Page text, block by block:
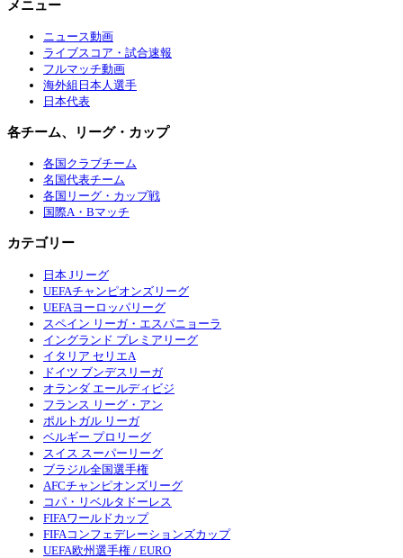
メニュー
ニュース動画
ライブスコア・試合速報
フルマッチ動画
海外組日本人選手
日本代表
各チーム、リーグ・カップ
各国クラブチーム
名国代表チーム
各国リーグ・カップ戦
国際A・Bマッチ
カテゴリー
日本 Jリーグ
UEFAチャンピオンズリーグ
UEFAヨーロッパリーグ
スペイン リーガ・エスパニョーラ
イングランド プレミアリーグ
イタリア セリエA
ドイツ ブンデスリーガ
オランダ エールディビジ
フランス リーグ・アン
ポルトガル リーガ
ベルギー プロリーグ
スイス スーパーリーグ
ブラジル全国選手権
AFCチャンピオンズリーグ
コパ・リベルタドーレス
FIFAワールドカップ
FIFAコンフェデレーションズカップ
UEFA欧州選手権 / EURO